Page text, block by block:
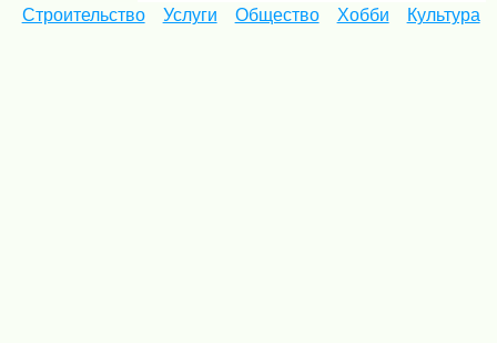
Строительство Услуги Общество Хобби Культура